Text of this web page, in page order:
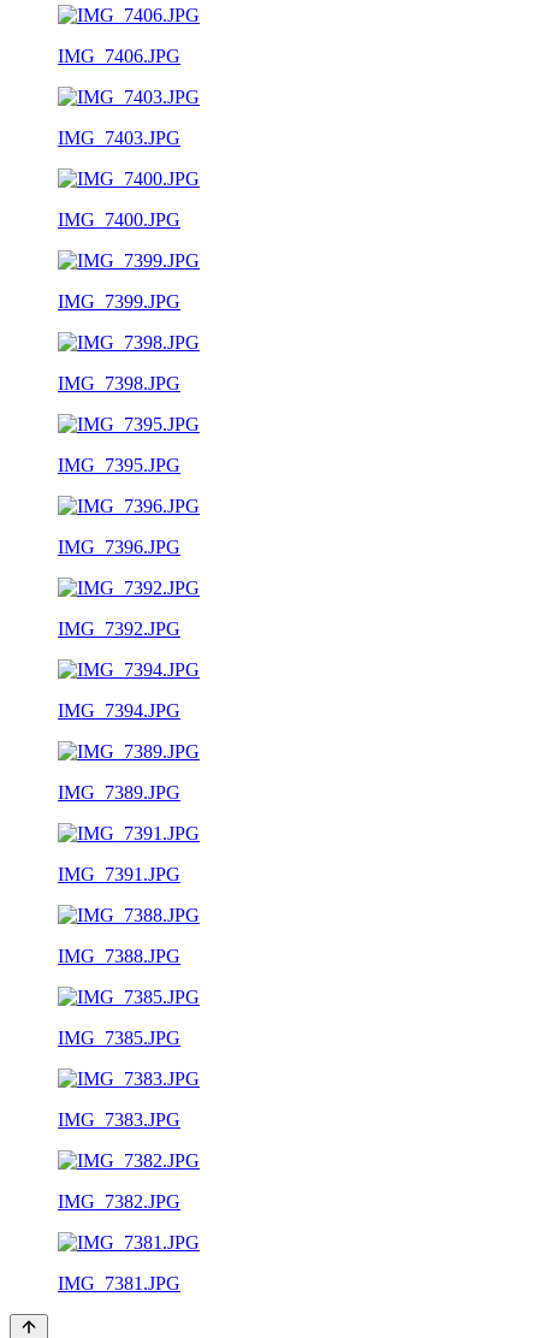
IMG_7406.JPG
IMG_7403.JPG
IMG_7400.JPG
IMG_7399.JPG
IMG_7398.JPG
IMG_7395.JPG
IMG_7396.JPG
IMG_7392.JPG
IMG_7394.JPG
IMG_7389.JPG
IMG_7391.JPG
IMG_7388.JPG
IMG_7385.JPG
IMG_7383.JPG
IMG_7382.JPG
IMG_7381.JPG